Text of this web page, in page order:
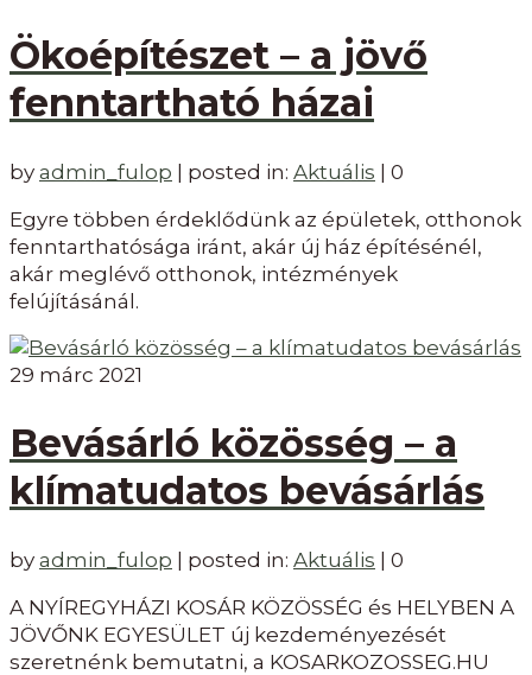
Ökoépítészet – a jövő
fenntartható házai
by admin_fulop | posted in: Aktuális | 0
Egyre többen érdeklődünk az épületek, otthonok
fenntarthatósága iránt, akár új ház építésénél,
akár meglévő otthonok, intézmények
felújításánál.
29 márc 2021
Bevásárló közösség – a
klímatudatos bevásárlás
by admin_fulop | posted in: Aktuális | 0
A NYÍREGYHÁZI KOSÁR KÖZÖSSÉG és HELYBEN A
JÖVŐNK EGYESÜLET új kezdeményezését
szeretnénk bemutatni, a KOSARKOZOSSEG.HU